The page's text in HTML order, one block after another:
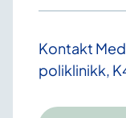
Kontakt
poliklinikk,